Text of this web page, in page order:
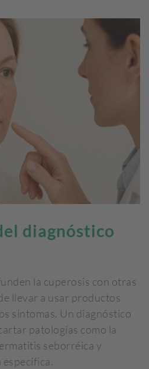
diagnóstico
la cuperosis con otras
llevar a usar productos
síntomas. Un diagnóstico
patologías como la
seborréica y